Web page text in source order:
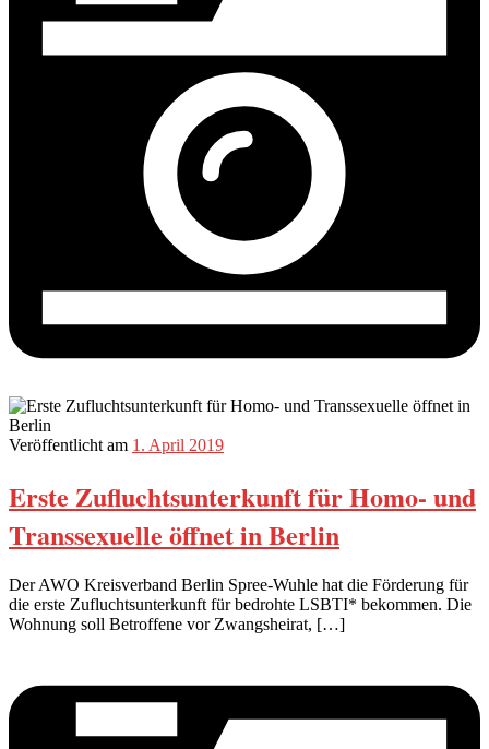
Veröffentlicht am 1. April 2019
Erste Zufluchtsunterkunft für Homo- und
Transsexuelle öffnet in Berlin
Der AWO Kreisverband Berlin Spree-Wuhle hat die Förderung für
die erste Zufluchtsunterkunft für bedrohte LSBTI* bekommen. Die
Wohnung soll Betroffene vor Zwangsheirat, […]